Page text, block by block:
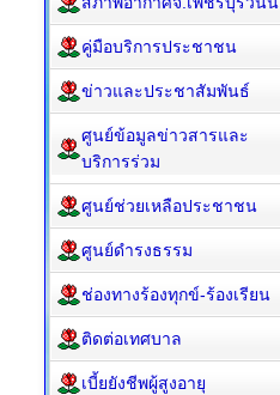
คู่มือบริการประชาชน
ข่าวและประชาสัมพันธ์
ศูนย์ข้อมูลข่าวสารและ
บริการร่วม
ศูนย์ช่วยเหลือประชาชน
ศูนย์ดำรงธรรม
ช่องทางร้องทุกข์-ร้องเรียน
ติดต่อเทศบาล
เบี้ยยังชีพผู้สูงอายุ